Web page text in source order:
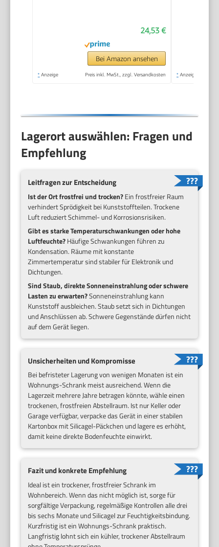
Minuten Aufwärmzeit,
digitale
Temperaturanzeige,
passend für alle
24,53 €
Bei Amazon ansehen
* Anzeige Preis inkl. MwSt., zzgl. Versandkosten * Anzeige
Lagerort auswählen: Fragen und
Empfehlung
Leitfragen zur Entscheidung
Ist der Ort frostfrei und trocken?Ein frostfreier Raum
verhindert Sprödigkeit bei Kunststoffteilen. Trockene
Luft reduziert Schimmel- und Korrosionsrisiken.
Gibt es starke Temperaturschwankungen oder hohe
Luftfeuchte?Häufige Schwankungen führen zu
Kondensation. Räume mit konstante
Zimmertemperatur sind stabiler für Elektronik und
Dichtungen.
Sind Staub, direkte Sonneneinstrahlung oder schwere
Lasten zu erwarten?Sonneneinstrahlung kann
Kunststoff ausbleichen. Staub setzt sich in Dichtungen
und Anschlüssen ab. Schwere Gegenstände dürfen nicht
auf dem Gerät liegen.
Unsicherheiten und Kompromisse
Bei befristeter Lagerung von wenigen Monaten ist ein
Wohnungs-Schrank meist ausreichend. Wenn die
Lagerzeit mehrere Jahre betragen könnte, wähle einen
trockenen, frostfreien Abstellraum. Ist nur Keller oder
Garage verfügbar, verpacke das Gerät in einer stabilen
Kartonbox mit Silicagel-Päckchen und lagere es erhöht,
damit keine direkte Bodenfeuchte einwirkt.
Fazit und konkrete Empfehlung
Ideal ist ein trockener, frostfreier Schrank im
Wohnbereich. Wenn das nicht möglich ist, sorge für
sorgfältige Verpackung, regelmäßige Kontrollen alle drei
bis sechs Monate und Silicagel zur Feuchtigkeitsbindung.
Kurzfristig ist ein Wohnungs-Schrank praktisch.
Langfristig lohnt sich ein kühler, trockener Abstellraum